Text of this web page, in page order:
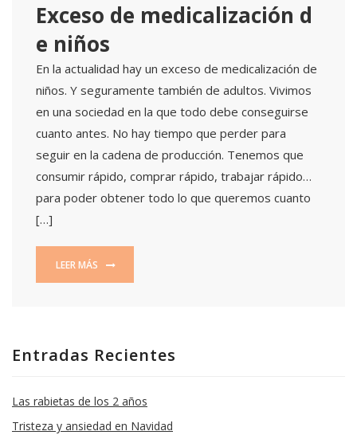
Exceso de medicalización d
e niños
En la actualidad hay un exceso de medicalización de
niños. Y seguramente también de adultos. Vivimos
en una sociedad en la que todo debe conseguirse
cuanto antes. No hay tiempo que perder para
seguir en la cadena de producción. Tenemos que
consumir rápido, comprar rápido, trabajar rápido…
para poder obtener todo lo que queremos cuanto
[…]
LEER MÁS
Entradas Recientes
Las rabietas de los 2 años
Tristeza y ansiedad en Navidad